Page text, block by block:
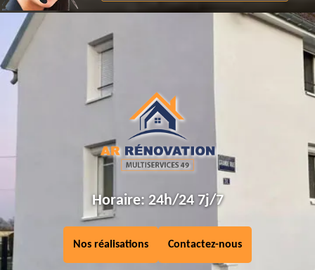
Horaire: 24h/24 7j/7
Nos réalisations Contactez-nous